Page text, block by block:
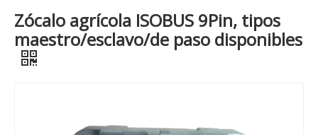
Zócalo agrícola ISOBUS 9Pin, tipos
maestro/esclavo/de paso disponibles